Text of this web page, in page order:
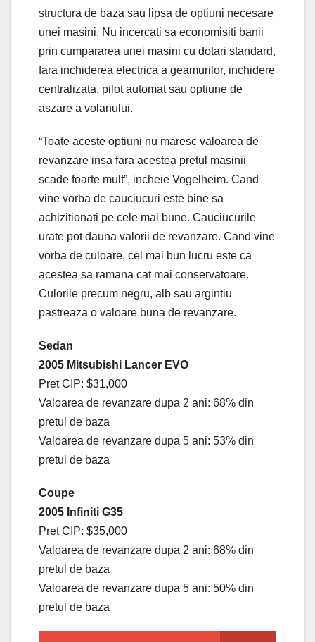
structura de baza sau lipsa de optiuni necesare
unei masini. Nu incercati sa economisiti banii
prin cumpararea unei masini cu dotari standard,
fara inchiderea electrica a geamurilor, inchidere
centralizata, pilot automat sau optiune de
aszare a volanului.
“Toate aceste optiuni nu maresc valoarea de
revanzare insa fara acestea pretul masinii
scade foarte mult”, incheie Vogelheim. Cand
vine vorba de cauciucuri este bine sa
achizitionati pe cele mai bune. Cauciucurile
urate pot dauna valorii de revanzare. Cand vine
vorba de culoare, cel mai bun lucru este ca
acestea sa ramana cat mai conservatoare.
Culorile precum negru, alb sau argintiu
pastreaza o valoare buna de revanzare.
Sedan
2005 Mitsubishi Lancer EVO
Pret CIP: $31,000
Valoarea de revanzare dupa 2 ani: 68% din
pretul de baza
Valoarea de revanzare dupa 5 ani: 53% din
pretul de baza
Coupe
2005 Infiniti G35
Pret CIP: $35,000
Valoarea de revanzare dupa 2 ani: 68% din
pretul de baza
Valoarea de revanzare dupa 5 ani: 50% din
pretul de baza